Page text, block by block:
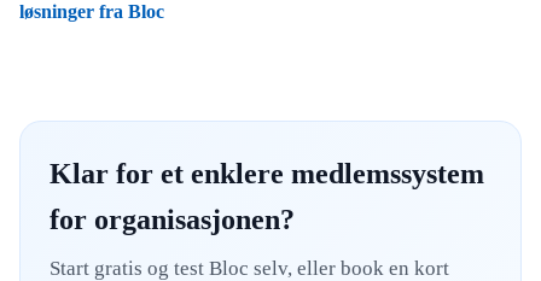
løsninger fra Bloc
Klar for et enklere medlemssystem
for organisasjonen?
Start gratis og test Bloc selv, eller book en kort